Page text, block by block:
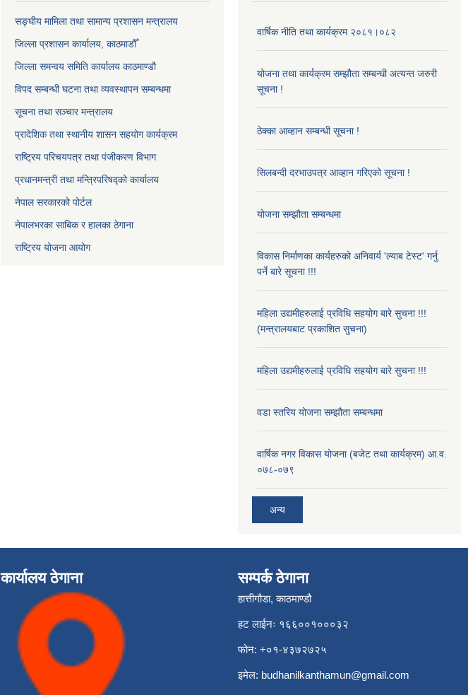
सङ्‍घीय मामिला तथा सामान्य प्रशासन मन्त्रालय
जिल्ला प्रशासन कार्यालय, काठमाडौँ
जिल्ला समन्वय समिति कार्यालय काठमाण्ड‌ौ
विपद सम्बन्धी घटना तथा व्यवस्थापन सम्बन्धमा
सूचना तथा सञ्चार मन्त्रालय
प्रादेशिक तथा स्थानीय शासन सहयोग कार्यक्रम
राष्ट्रिय परिचयपत्र तथा पंजीकरण विभाग
प्रधानमन्त्री तथा मन्त्रिपरिषद्को कार्यालय
नेपाल सरकारको पोर्टल
नेपालभरका साबिक र हालका ठेगाना
राष्ट्रिय योजना आयोग
वार्षिक नीति तथा कार्यक्रम २०८१।०८२
योजना तथा कार्यक्रम सम्झौता सम्बन्धी अत्यन्त जरुरी
सूचना !
ठेक्का आव्हान सम्बन्धी सूचना !
सिलबन्दी दरभाउपत्र आव्हान गरिएको सूचना !
योजना सम्झौता सम्बन्धमा
विकास निर्माणका कार्यहरुको अनिवार्य 'ल्याब टेस्ट' गर्नु
पर्ने बारे सूचना !!!
महिला उद्यमीहरुलाई प्रविधि सहयोग बारे सुचना !!!
(मन्त्रालयबाट प्रकाशित सुचना)
महिला उद्यमीहरुलाई प्रविधि सहयोग बारे सुचना !!!
वडा स्तरिय योजना सम्झौता सम्बन्धमा
वार्षिक नगर विकास योजना (बजेट तथा कार्यक्रम) आ.व.
०७८-०७९
अन्य
कार्यालय ठेगाना सम्पर्क ठेगाना
हात्तीगौडा, काठमाण्डौ
हट लाईनः १६६००१०००३२
फोन: +०१-४३७२७२५
इमेल: budhanilkanthamun@gmail.com